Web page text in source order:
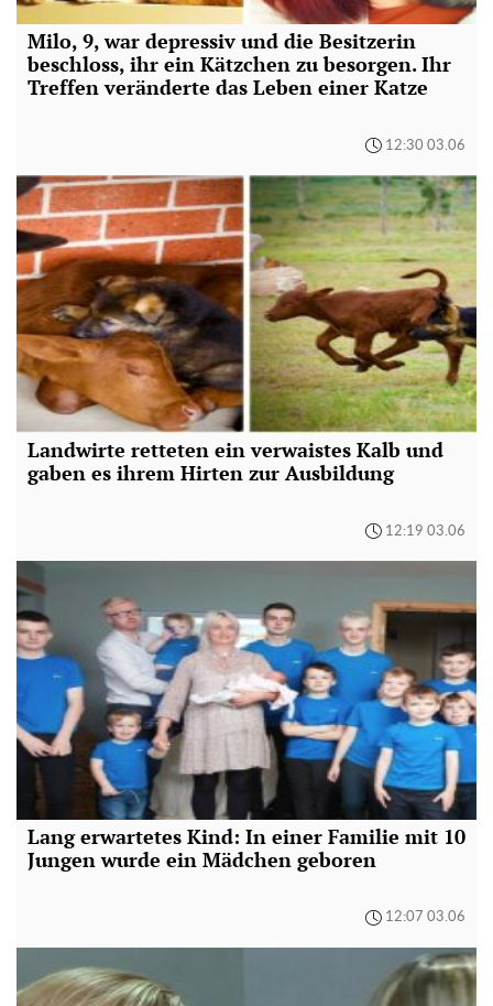
Milo, 9, war depressiv und die Besitzerin
beschloss, ihr ein Kätzchen zu besorgen. Ihr
Treffen veränderte das Leben einer Katze
12:30 03.06
Landwirte retteten ein verwaistes Kalb und
gaben es ihrem Hirten zur Ausbildung
12:19 03.06
Lang erwartetes Kind: In einer Familie mit 10
Jungen wurde ein Mädchen geboren
12:07 03.06